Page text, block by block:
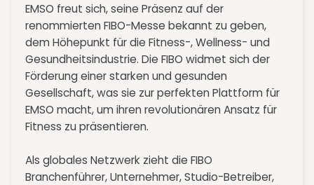
EMSO freut sich, seine Präsenz auf der
renommierten FIBO-Messe bekannt zu geben,
dem Höhepunkt für die Fitness-, Wellness- und
Gesundheitsindustrie. Die FIBO widmet sich der
Förderung einer starken und gesunden
Gesellschaft, was sie zur perfekten Plattform für
EMSO macht, um ihren revolutionären Ansatz für
Fitness zu präsentieren.
Als globales Netzwerk zieht die FIBO
Branchenführer, Unternehmer, Studio-Betreiber,